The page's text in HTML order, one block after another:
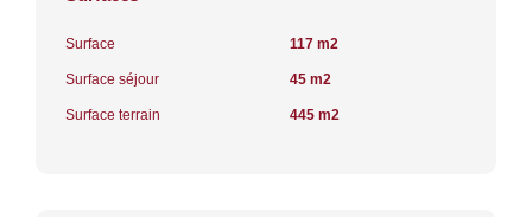
Surface 117 m2
Surface séjour 45 m2
Surface terrain 445 m2